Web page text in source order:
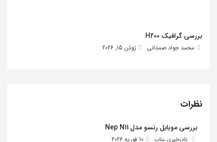
بررسی گرافیک H200
محمد جواد صمدانی ژوئن 15, 2026
نظرات
بررسی موبایل رنسو مدل Nep N11
نادرخیری بناب 10 فوریه 2026